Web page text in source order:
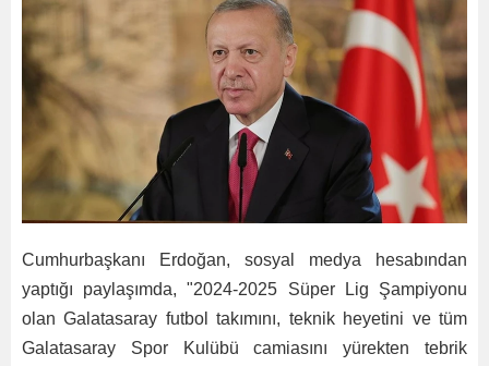
Cumhurbaşkanı Erdoğan, sosyal medya hesabından
yaptığı paylaşımda, "2024-2025 Süper Lig Şampiyonu
olan Galatasaray futbol takımını, teknik heyetini ve tüm
Galatasaray Spor Kulübü camiasını yürekten tebrik